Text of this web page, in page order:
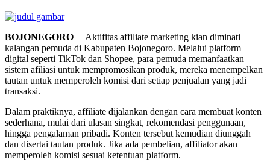
BOJONEGORO— Aktifitas affiliate marketing kian diminati
kalangan pemuda di Kabupaten Bojonegoro. Melalui platform
digital seperti TikTok dan Shopee, para pemuda memanfaatkan
sistem afiliasi untuk mempromosikan produk, mereka menempelkan
tautan untuk memperoleh komisi dari setiap penjualan yang jadi
transaksi.
Dalam praktiknya, affiliate dijalankan dengan cara membuat konten
sederhana, mulai dari ulasan singkat, rekomendasi penggunaan,
hingga pengalaman pribadi. Konten tersebut kemudian diunggah
dan disertai tautan produk. Jika ada pembelian, affiliator akan
memperoleh komisi sesuai ketentuan platform.